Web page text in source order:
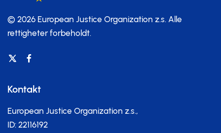
© 2026 European Justice Organization z.s. Alle
rettigheter forbeholdt.
Kontakt
European Justice Organization z.s.,
ID: 22116192